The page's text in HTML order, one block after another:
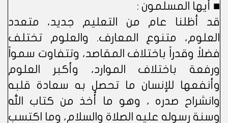
■ أيها المسلمون :
قد أظلنا عام من التعليم جديد، متعدد
العلوم، متنوع المعارف. والعلوم تختلف
فضلاً وقدراً باختلاف المقاصد، وتتفاوت سمواً
ورفعة باختلاف الموارد، وأكبر العلوم
وأنفعها للإنسان ما تحصل به سعادة قلبه
وانشراح صدره ، وهو ما أُخذ من كتاب الله
وسنة رسوله عليه الصلاة والسلام، وما اكتسب